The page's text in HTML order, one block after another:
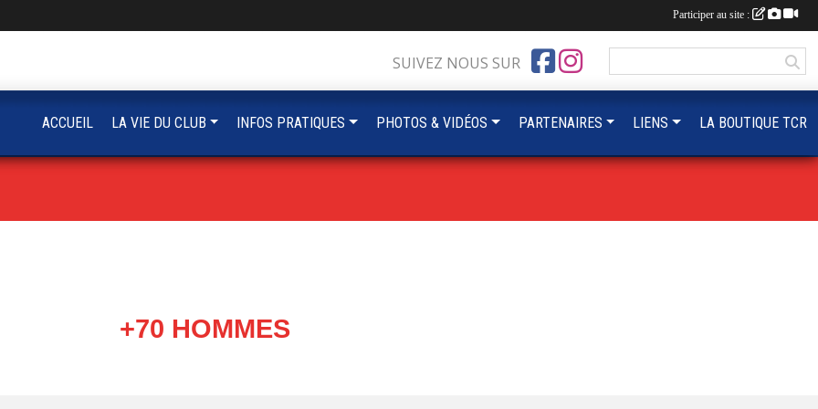
+70 HOMMES
SUIVEZ NOUS SUR
ACCUEIL LA VIE DU CLUB INFOS PRATIQUES PHOTOS & VIDÉOS PARTENAIRES LIENS LA BOUTIQUE TCR
Participer au site :